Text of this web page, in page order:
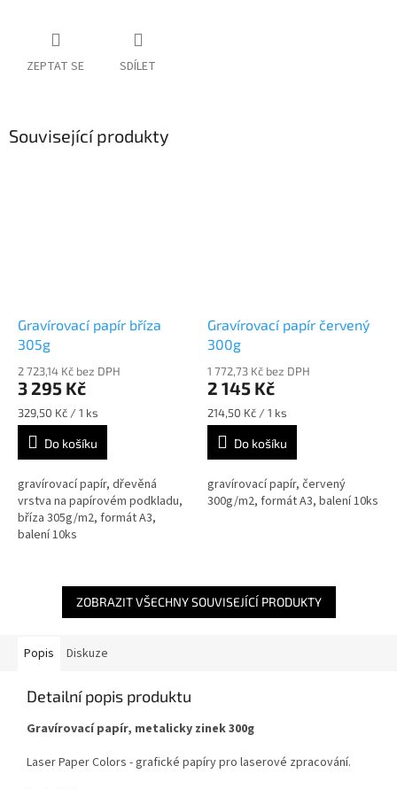
ZEPTAT SE SDÍLET
Související produkty
Gravírovací papír bříza
305g
2 723,14 Kč bez DPH
3 295 Kč
Měrná
cena:
329,50 Kč / 1 ks
Do košíku
gravírovací papír, dřevěná
vrstva na papírovém podkladu,
bříza 305g/m2, formát A3,
balení 10ks
Gravírovací papír červený
300g
1 772,73 Kč bez DPH
2 145 Kč
Měrná
cena:
214,50 Kč / 1 ks
Do košíku
gravírovací papír, červený
300g/m2, formát A3, balení 10ks
ZOBRAZIT VŠECHNY SOUVISEJÍCÍ PRODUKTY
Popis Diskuze
Detailní popis produktu
Gravírovací papír, metalicky zinek 300g
Laser Paper Colors - grafické papíry pro laserové zpracování.